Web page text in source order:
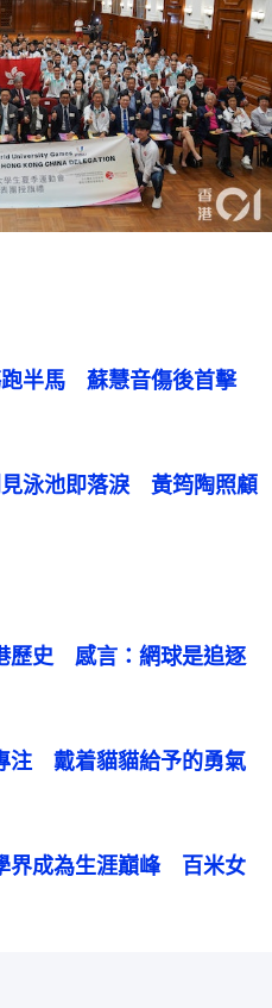
半馬　蘇慧音傷後首擊
泳池即落淚　黃筠陶照顧
歷史　感言：網球是追逐
注　戴着貓貓給予的勇氣
界成為生涯巔峰　百米女